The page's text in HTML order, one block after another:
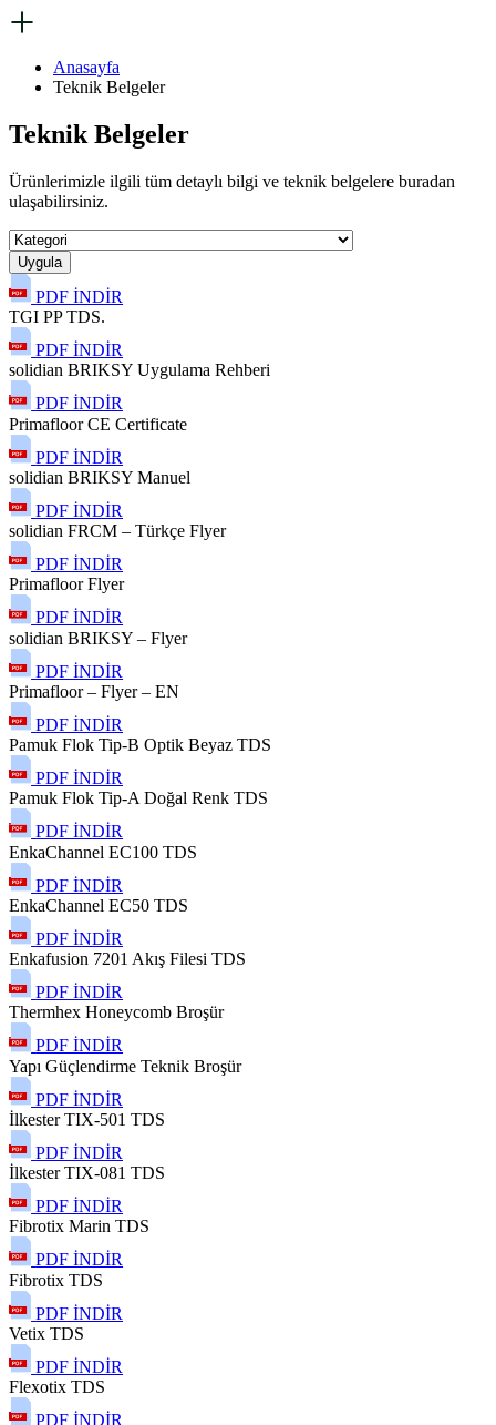
Anasayfa
Teknik Belgeler
Teknik Belgeler
Ürünlerimizle ilgili tüm detaylı bilgi ve teknik belgelere buradan
ulaşabilirsiniz.
Uygula
PDF İNDİR
TGI PP TDS.
PDF İNDİR
solidian BRIKSY Uygulama Rehberi
PDF İNDİR
Primafloor CE Certificate
PDF İNDİR
solidian BRIKSY Manuel
PDF İNDİR
solidian FRCM – Türkçe Flyer
PDF İNDİR
Primafloor Flyer
PDF İNDİR
solidian BRIKSY – Flyer
PDF İNDİR
Primafloor – Flyer – EN
PDF İNDİR
Pamuk Flok Tip-B Optik Beyaz TDS
PDF İNDİR
Pamuk Flok Tip-A Doğal Renk TDS
PDF İNDİR
EnkaChannel EC100 TDS
PDF İNDİR
EnkaChannel EC50 TDS
PDF İNDİR
Enkafusion 7201 Akış Filesi TDS
PDF İNDİR
Thermhex Honeycomb Broşür
PDF İNDİR
Yapı Güçlendirme Teknik Broşür
PDF İNDİR
İlkester TIX-501 TDS
PDF İNDİR
İlkester TIX-081 TDS
PDF İNDİR
Fibrotix Marin TDS
PDF İNDİR
Fibrotix TDS
PDF İNDİR
Vetix TDS
PDF İNDİR
Flexotix TDS
PDF İNDİR